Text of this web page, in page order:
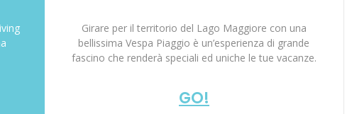
Girare per il territorio del Lago Maggiore con una
bellissima Vespa Piaggio è un’esperienza di grande
fascino che renderà speciali ed uniche le tue vacanze.
GO!